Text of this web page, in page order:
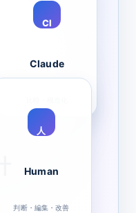
Cl
Claude
人
Human
判断・編集・改善